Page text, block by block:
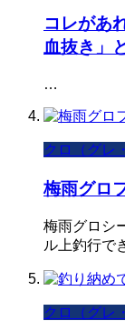
コレがあ
血抜き」
…
クロ（グレ
梅雨グロ
梅雨グロシ
ル上釣行で
クロ（グレ